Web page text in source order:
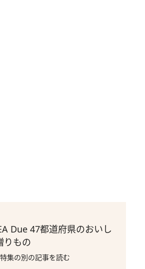
Due 47都道府県のおいし
りもの
集の別の記事を読む